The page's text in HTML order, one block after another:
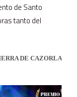
de Santo
tanto del
DE CAZORLA